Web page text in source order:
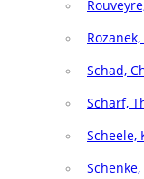
Schad,
Scharf,
Scheele,